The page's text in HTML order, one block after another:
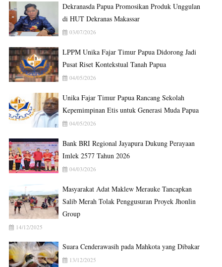
Dekranasda Papua Promosikan Produk Unggulan
di HUT Dekranas Makassar
03/07/2026
LPPM Unika Fajar Timur Papua Didorong Jadi
Pusat Riset Kontekstual Tanah Papua
04/05/2026
Unika Fajar Timur Papua Rancang Sekolah
Kepemimpinan Etis untuk Generasi Muda Papua
04/05/2026
Bank BRI Regional Jayapura Dukung Perayaan
Imlek 2577 Tahun 2026
04/03/2026
Masyarakat Adat Maklew Merauke Tancapkan
Salib Merah Tolak Penggusuran Proyek Jhonlin
Group
14/12/2025
Suara Cenderawasih pada Mahkota yang Dibakar
13/12/2025